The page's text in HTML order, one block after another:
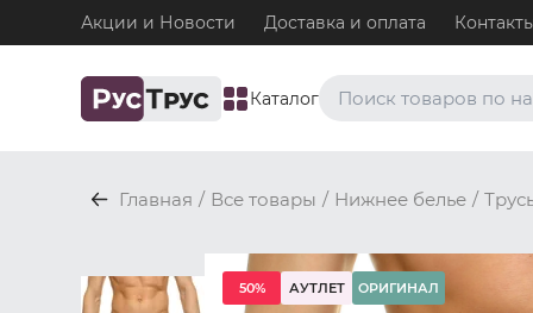
Акции и Новости Доставка и оплата
Каталог
Топ-бра
Нижнее белье / Топ-бра
Главная / Все товары / Нижнее белье /
50% АУТЛЕТ ОРИГИНАЛ